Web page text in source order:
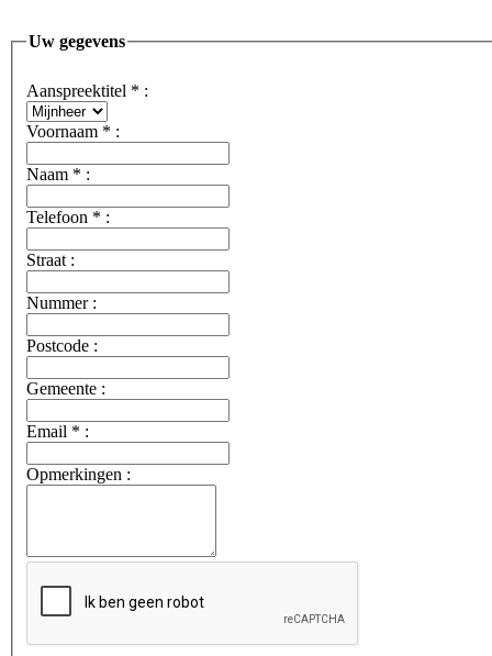
Uw gegevens
Aanspreektitel * :
Voornaam * :
Naam * :
Telefoon * :
Straat :
Nummer :
Postcode :
Gemeente :
Email * :
Opmerkingen :